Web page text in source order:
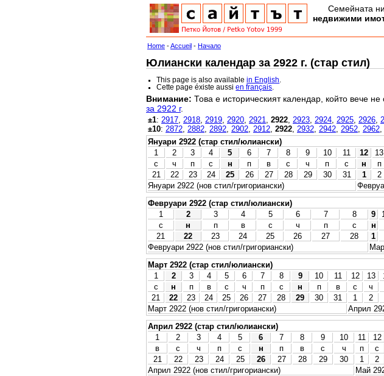
Семейната
недвижими
Home -Accueil - Начало
Юлиански календар за 2922 г. (стар стил)
This page is also availablein English
Cette page éxiste aussien français
Внимание: Това е историческият календар, който вече
за 2922 г.
±1: 2917 2918 2919 2920 2921 2922 2923 2924 2925 2926
±10: 2872 2882 2892 2902 2912 2922 2932 2942 2952 2962
Януари 2922 (стар стил/юлиански)
1
2 3 4 5 6 7 8 9 10 11 12 13
с
ч п с н п в с ч п с н п
21
22 23 24 25 26 27 28 29 30 31 1 2
Януари 2922 (нов стил/григориански)
Февруари 2922 (стар стил/юлиански)
1
2 3 4 5 6 7 8 9
с
н п в с ч п с н
21
22 23 24 25 26 27 28 1
Февруари 2922 (нов стил/григориански)
Март 2922 (стар стил/юлиански)
1
2 3 4 5 6 7 8 9 10 11 12 13
с
н п в с ч п с н п в с ч
21
22 23 24 25 26 27 28 29 30 31 1 2
Март 2922 (нов стил/григориански)
Април
Април 2922 (стар стил/юлиански)
1
2 3 4 5 6 7 8 9 10 11 12
в
с ч п с н п в с ч п с
21
22 23 24 25 26 27 28 29 30 1 2
Април 2922 (нов стил/григориански)
Май